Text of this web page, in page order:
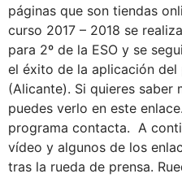
páginas que son tiendas
curso 2017 – 2018 se
para 2º de la ESO y se
el éxito de la aplicación del
(Alicante). Si quieres saber
puedes verlo en este
programa contacta. A
vídeo y algunos de los
tras la rueda de prensa.